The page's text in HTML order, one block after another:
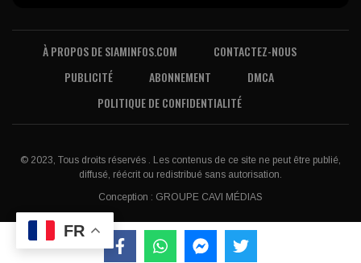
À PROPOS DE SIAMINFOS.COM
CONTACTEZ-NOUS
PUBLICITÉ
ABONNEMENT
DMCA
POLITIQUE DE CONFIDENTIALITÉ
© 2023, Tous droits réservés . Les contenus de ce site ne peut être publié,
diffusé, réécrit ou redistribué sans autorisation.
Conception : GROUPE CAVI MÉDIAS
FR